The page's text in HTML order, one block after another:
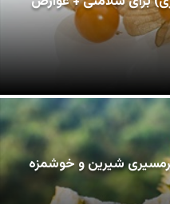
شیرین و خوشمزه